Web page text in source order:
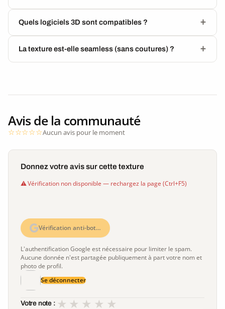
Quels logiciels 3D sont compatibles ?
La texture est-elle seamless (sans coutures) ?
Avis de la communauté
Aucun avis pour le moment
Donnez votre avis sur cette texture
Vérification non disponible — rechargez la page (Ctrl+F5)
Vérification anti-bot…
L'authentification Google est nécessaire pour limiter le spam.
Aucune donnée n'est partagée publiquement à part votre nom et
photo de profil.
Se déconnecter
Votre note : ★
★
★
★
★